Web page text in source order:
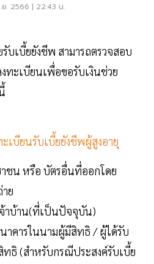
.ย. 2566 | 22:43 น.
บเบี้ยยังชีพ สามารถตรวจสอบ
งทะเบียนเพื่อขอรับเงินช่วย
เบียนรับเบี้ยยังชีพผู้สูงอายุ
ชน หรือ บัตรอื่นที่ออกโดย
ย
าบ้าน(ที่เป็นปัจจุบัน)
าคารในนามผู้มีสิทธิ / ผู้ได้รับ
ธิ (สำหรับกรณีประสงค์รับเบี้ย